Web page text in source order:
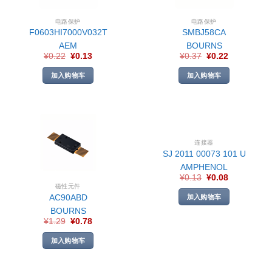
电路保护
F0603HI7000V032T
AEM
¥0.22 ¥0.13
加入购物车
电路保护
SMBJ58CA
BOURNS
¥0.37 ¥0.22
加入购物车
磁性元件
AC90ABD
BOURNS
¥1.29 ¥0.78
加入购物车
连接器
SJ 2011 00073 101 U
AMPHENOL
¥0.13 ¥0.08
加入购物车